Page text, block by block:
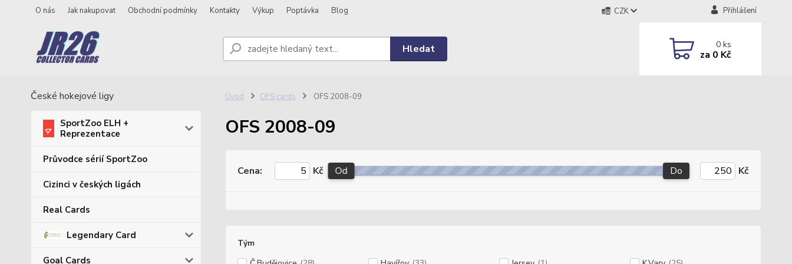
O nás Jak nakupovat Obchodní podmínky Kontakty Výkup Poptávka Blog CZK Přihlášení
Hledat 0ks
za 0 Kč
České hokejové ligy
SportZoo ELH +
Reprezentace
Průvodce sérií SportZoo
Cizinci v českých ligách
Real Cards
Legendary Card
Goal Cards
Úvod OFS cards OFS 2008-09
OFS 2008-09
Cena: Kč Od Do Kč
Tým